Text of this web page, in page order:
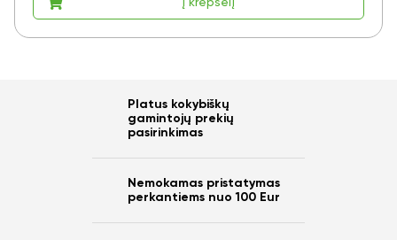
Į krepšelį
Platus kokybiškų
gamintojų prekių
pasirinkimas
Nemokamas pristatymas
perkantiems nuo 100 Eur
10%
nuo savo užsakymo?